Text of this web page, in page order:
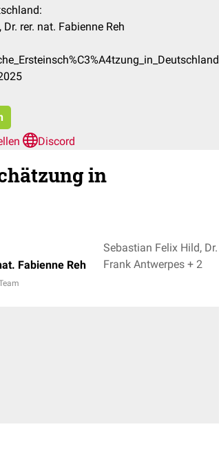
rer. nat. Fabienne Reh
Discord
in
Fabienne Reh
Sebastian Felix Hild, Dr.
Frank Antwerpes + 2